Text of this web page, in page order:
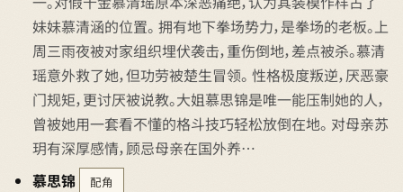
妹妹慕清涵的位置。 拥有地下拳场势力，是拳场的老板。上
周三雨夜被对家组织埋伏袭击，重伤倒地，差点被杀。慕清
瑶意外救了她，但功劳被楚生冒领。 性格极度叛逆，厌恶豪
门规矩，更讨厌被说教。大姐慕思锦是唯一能压制她的人，
曾被她用一套看不懂的格斗技巧轻松放倒在地。 对母亲苏
玥有深厚感情，顾忌母亲在国外养…
慕思锦
配角